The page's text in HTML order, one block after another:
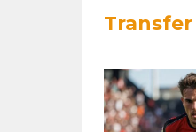
Transfer